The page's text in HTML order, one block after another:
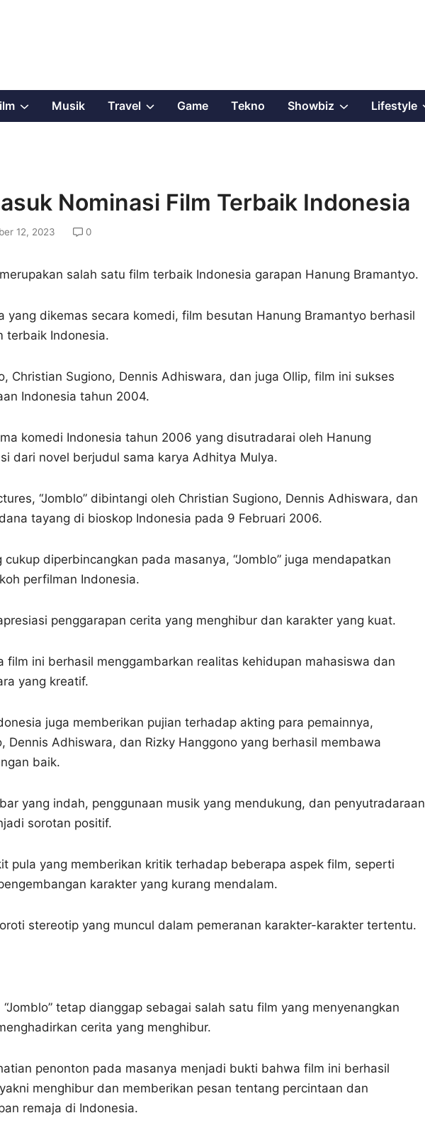
ShowMusik Travel ShowGame Tekno Showbiz ShowLifestyle
Nominasi Film Terbaik Indonesia
12, 2023 0
salah satu film terbaik Indonesia garapan Hanung Bramantyo.
yang dikemas secara komedi, film besutan Hanung Bramantyo berhasil
terbaik Indonesia.
Christian Sugiono, Dennis Adhiswara, dan juga Ollip, film ini sukses
Indonesia tahun 2004.
komedi Indonesia tahun 2006 yang disutradarai oleh Hanung
dari novel berjudul sama karya Adhitya Mulya.
“Jomblo” dibintangi oleh Christian Sugiono, Dennis Adhiswara, dan
tayang di bioskop Indonesia pada 9 Februari 2006.
diperbincangkan pada masanya, “Jomblo” juga mendapatkan
perfilman Indonesia.
penggarapan cerita yang menghibur dan karakter yang kuat.
film ini berhasil menggambarkan realitas kehidupan mahasiswa dan
yang kreatif.
juga memberikan pujian terhadap akting para pemainnya,
Dennis Adhiswara, dan Rizky Hanggono yang berhasil membawa
baik.
yang indah, penggunaan musik yang mendukung, dan penyutradaraan
sorotan positif.
pula yang memberikan kritik terhadap beberapa aspek film, seperti
karakter yang kurang mendalam.
stereotip yang muncul dalam pemeranan karakter-karakter tertentu.
tetap dianggap sebagai salah satu film yang menyenangkan
cerita yang menghibur.
penonton pada masanya menjadi bukti bahwa film ini berhasil
menghibur dan memberikan pesan tentang percintaan dan
remaja di Indonesia.